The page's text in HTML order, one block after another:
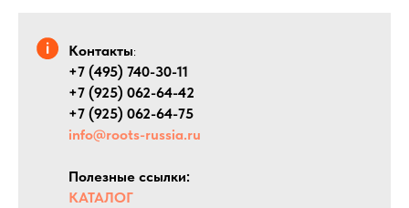
Контакты:
+7 (495) 740-30-11
+7 (925) 062-64-42
+7 (925) 062-64-75
info@roots-russia.ru
Полезные ссылки:
КАТАЛОГ